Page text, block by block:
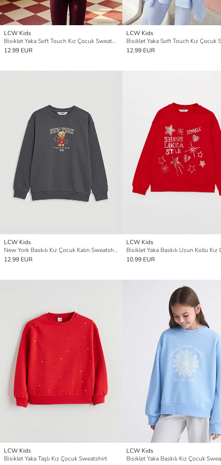
LCW Kids
Bisiklet Yaka Soft Touch Kız Çocuk Sweatshirt
12.99 EUR
LCW Kids
12.99 EUR
LCW Kids
New York Baskılı Kız Çocuk Kalın Sweatshirt
12.99 EUR
LCW Kids
10.99 EUR
LCW Kids
Bisiklet Yaka Taşlı Kız Çocuk Sweatshirt
LCW Kids
Bisiklet Yaka Baskılı Kız Çocuk